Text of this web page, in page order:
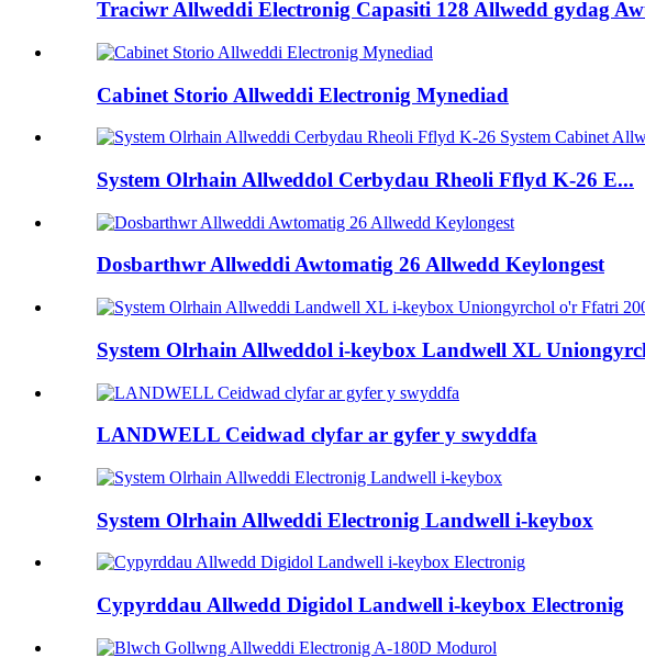
Traciwr Allweddi Electronig Capasiti 128 Allwedd gydag
Cabinet Storio Allweddi Electronig Mynediad
System Olrhain Allweddol Cerbydau Rheoli Fflyd K-26 E...
Dosbarthwr Allweddi Awtomatig 26 Allwedd Keylongest
System Olrhain Allweddol i-keybox Landwell XL
LANDWELL Ceidwad clyfar ar gyfer y swyddfa
System Olrhain Allweddi Electronig Landwell i-keybox
Cypyrddau Allwedd Digidol Landwell i-keybox Electronig